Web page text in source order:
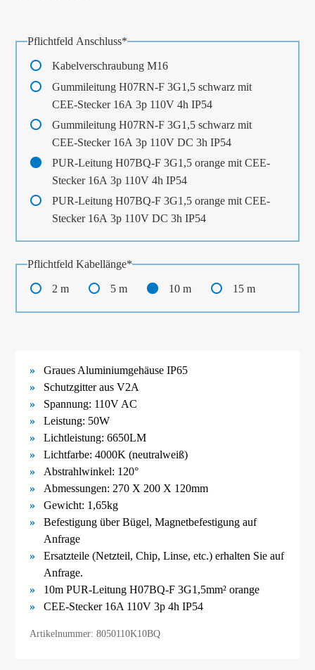
Pflichtfeld Anschluss*
Kabelverschraubung M16
Gummileitung H07RN-F 3G1,5 schwarz mit
CEE-Stecker 16A 3p 110V 4h IP54
Gummileitung H07RN-F 3G1,5 schwarz mit
CEE-Stecker 16A 3p 110V DC 3h IP54
PUR-Leitung H07BQ-F 3G1,5 orange mit CEE-
Stecker 16A 3p 110V 4h IP54
PUR-Leitung H07BQ-F 3G1,5 orange mit CEE-
Stecker 16A 3p 110V DC 3h IP54
PflichtfeldKabellänge*
2 m 5 m 10 m 15 m
Graues Aluminiumgehäuse IP65
Schutzgitter aus V2A
Spannung: 110V AC
Leistung: 50W
Lichtleistung: 6650LM
Lichtfarbe: 4000K (neutralweiß)
Abstrahlwinkel: 120°
Abmessungen: 270 X 200 X 120mm
Gewicht: 1 ,65kg
Befestigung über Bügel,Magnetbefestigung auf
Anfrage
Ersatzteile (Netzteil, Chip, Linse, etc.) erhalten Sie auf
Anfrage.
10m PUR-Leitung H07BQ-F 3G1,5mm² orange
CEE-Stecker 16A 110V 3p 4h IP54
Artikelnummer: 8050110K10BQ